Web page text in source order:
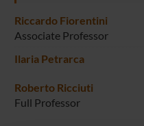
Riccardo Fiorentini
Associate Professor
Ilaria Petrarca
Roberto Ricciuti
Full Professor